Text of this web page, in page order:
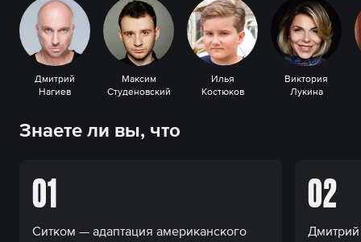
Дмитрий
Нагиев
Максим
Студеновский
Илья
Костюков
Виктория
Лукина
Знаете ли вы, что
01
Ситком — адаптация американского
02
Дмитрий